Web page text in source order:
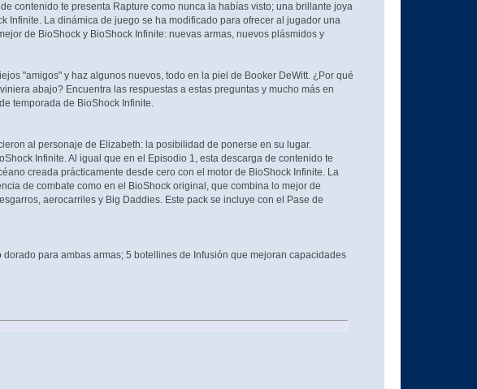
contenido te presenta Rapture como nunca la habías visto; una brillante joya
Infinite. La dinámica de juego se ha modificado para ofrecer al jugador una
de BioShock y BioShock Infinite: nuevas armas, nuevos plásmidos y
"amigos" y haz algunos nuevos, todo en la piel de Booker DeWitt. ¿Por qué
abajo? Encuentra las respuestas a estas preguntas y mucho más en
temporada de BioShock Infinite.
al personaje de Elizabeth: la posibilidad de ponerse en su lugar.
Infinite. Al igual que en el Episodio 1, esta descarga de contenido te
creada prácticamente desde cero con el motor de BioShock Infinite. La
de combate como en el BioShock original, que combina lo mejor de
aerocarriles y Big Daddies. Este pack se incluye con el Pase de
para ambas armas; 5 botellines de Infusión que mejoran capacidades